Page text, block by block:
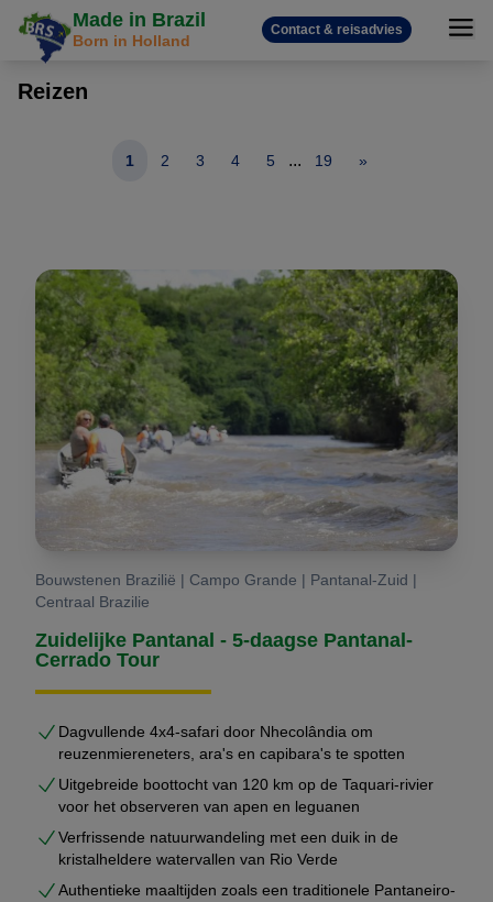
Made in Brazil
Born in Holland
Contact & reisadvies
Reizen
1 2 3 4 5 ... 19 »
Bouwstenen Brazilië | Campo Grande | Pantanal-Zuid |
Centraal Brazilie
Zuidelijke Pantanal - 5-daagse Pantanal-
Cerrado Tour
Dagvullende 4x4-safari door Nhecolândia om
reuzenmiereneters, ara's en capibara's te spotten
Uitgebreide boottocht van 120 km op de Taquari-rivier
voor het observeren van apen en leguanen
Verfrissende natuurwandeling met een duik in de
kristalheldere watervallen van Rio Verde
Authentieke maaltijden zoals een traditionele Pantaneiro-